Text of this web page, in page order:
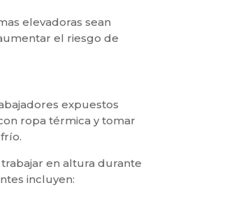
elevadoras sean
el riesgo de
expuestos
ropa térmica y tomar
en altura durante
incluyen: